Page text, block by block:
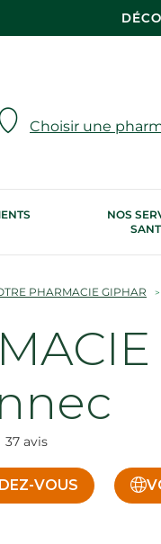
Choisir une
NOS
PHARMACIE GIPHAR
37 avis
VOUS